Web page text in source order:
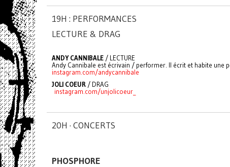
19H : PERFORMANCES
LECTURE & DRAG
ANDY CANNIBALE / LECTURE
Andy Cannibale est écrivain / performer. Il écrit et habite une
instagram.com/andycannibale
JOLI COEUR / DRAG
instagram.com/unjolicoeur_
20H · CONCERTS
PHOSPHORE